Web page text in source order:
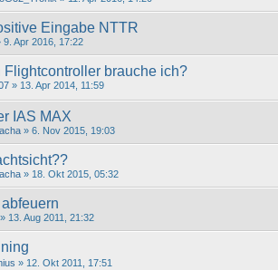
Eingabe NTTR
9. Apr 2016, 17:22
Flightcontroller brauche ich?
» 13. Apr 2014, 11:59
IAS MAX
» 6. Nov 2015, 19:03
» 18. Okt 2015, 05:32
» 13. Aug 2011, 21:32
» 12. Okt 2011, 17:51